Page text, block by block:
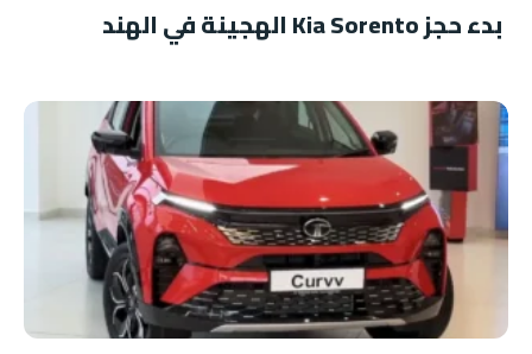
بدء حجز Kia Sorento الهجينة في الهند